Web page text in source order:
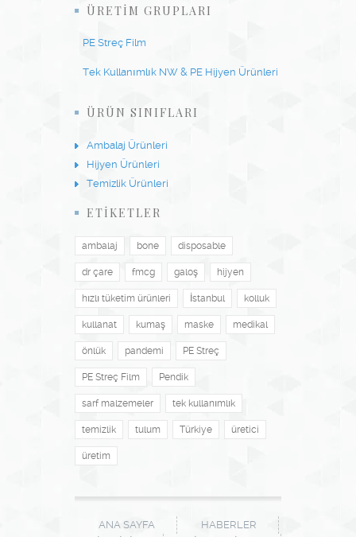
ÜRETIM GRUPLARI
PE Streç Film
Tek Kullanımlık NW & PE Hijyen Ürünleri
ÜRÜN SINIFLARI
Ambalaj Ürünleri
Hijyen Ürünleri
Temizlik Ürünleri
ETİKETLER
ambalaj bone disposable
dr çare fmcg galoş hijyen
hızlı tüketim ürünleri İstanbul kolluk
kullanat kumaş maske medikal
önlük pandemi PE Streç
PE Streç Film Pendik
sarf malzemeler tek kullanımlık
temizlik tulum Türkiye üretici
üretim
ANA SAYFA
HABERLER